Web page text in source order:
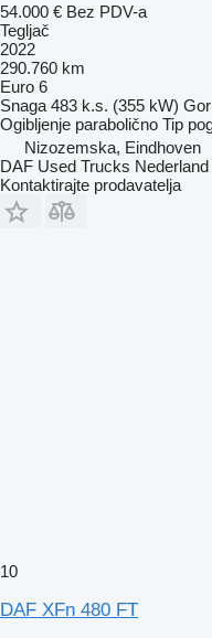
54.000 € Bez PDV-a
Tegljač
2022
290.760 km
Euro 6
Snaga 483 k.s. (355 kW)
Ogibljenje parabolično Tip
Nizozemska, Eindhoven
DAF Used Trucks Nederland
Kontaktirajte prodavatelja
10
DAF XFn 480 FT